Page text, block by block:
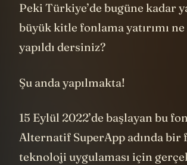
Peki Türkiye’de bugüne kadar
büyük kitle fonlama yatırımı
yapıldı dersiniz?
Şu anda yapılmakta!
15 Eylül 2022’de başlayan bu
Alternatif SuperApp adında bir
teknoloji uygulaması için